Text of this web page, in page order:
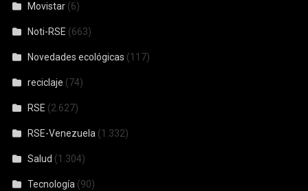
Movistar (6)
Noti-RSE (663)
Novedades ecológicas (117)
reciclaje (74)
RSE (2.627)
RSE-Venezuela (1.332)
Salud (1.304)
Tecnología (90)